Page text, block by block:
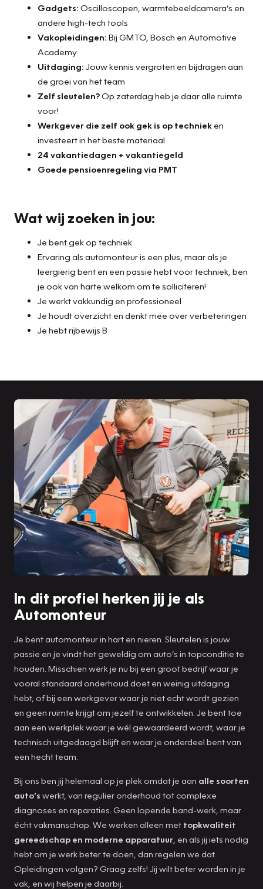
Gadgets: Oscilloscopen, warmtebeeldcamera’s en
andere high-tech tools
Vakopleidingen: Bij GMTO, Bosch en Automotive
Academy
Uitdaging: Jouw kennis vergroten en bijdragen aan
de groei van het team
Zelf sleutelen?Op zaterdag heb je daar alle ruimte
voor!
Werkgever die zelf ook gek is op techniek en
investeert in het beste materiaal
24 vakantiedagen + vakantiegeld
Goede pensioenregeling via PMT
Wat wij zoeken in jou:
Je bent gek op techniek
Ervaring als automonteur is een plus, maar als je
leergierig bent en een passie hebt voor techniek, ben
je ook van harte welkom om te solliciteren!
Je werkt vakkundig en professioneel
Je houdt overzicht en denkt mee over verbeteringen
Je hebt rijbewijs B
In dit profiel herken jij je als
Automonteur
Je bent automonteur in hart en nieren. Sleutelen is jouw
passie en je vindt het geweldig om auto’s in topconditie te
houden. Misschien werk je nu bij een groot bedrijf waar je
vooral standaard onderhoud doet en weinig uitdaging
hebt, of bij een werkgever waar je niet echt wordt gezien
en geen ruimte krijgt om jezelf te ontwikkelen. Je bent toe
aan een werkplek waar je wél gewaardeerd wordt, waar je
technisch uitgedaagd blijft en waar je onderdeel bent van
een hecht team.
Bij ons ben jij helemaal op je plek omdat je aan alle soorten
auto’s werkt, van regulier onderhoud tot complexe
diagnoses en reparaties. Geen lopende band-werk, maar
écht vakmanschap. We werken alleen met topkwaliteit
gereedschap en moderne apparatuur , en als jij iets nodig
hebt om je werk beter te doen, dan regelen we dat.
Opleidingen volgen? Graag zelfs! Jij wilt beter worden in je
vak, en wij helpen je daarbij.